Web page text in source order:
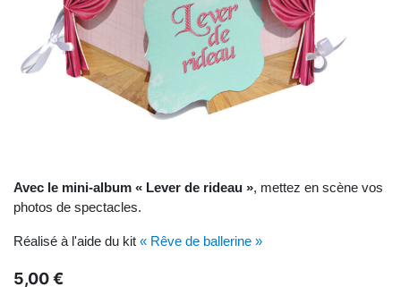
Avec le mini-album « Lever de rideau », mettez en scène vos
photos de spectacles.
Réalisé à l'aide du kit « Rêve de ballerine »
5,00 €